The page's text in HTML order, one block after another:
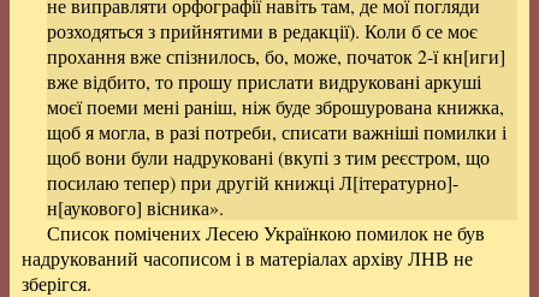
не виправляти орфографії навіть там, де мої погляди
розходяться з прийнятими в редакції). Коли б се моє
прохання вже спізнилось, бо, може, початок 2-ї кн[иги]
вже відбито, то прошу прислати видруковані аркуші
моєї поеми мені раніш, ніж буде зброшурована книжка,
щоб я могла, в разі потреби, списати важніші помилки і
щоб вони були надруковані (вкупі з тим реєстром, що
посилаю тепер) при другій книжці Л[ітературно]-
н[аукового] вісника».
Список помічених Лесею Українкою помилок не був
надрукований часописом і в матеріалах архіву ЛНВ не
зберігся.